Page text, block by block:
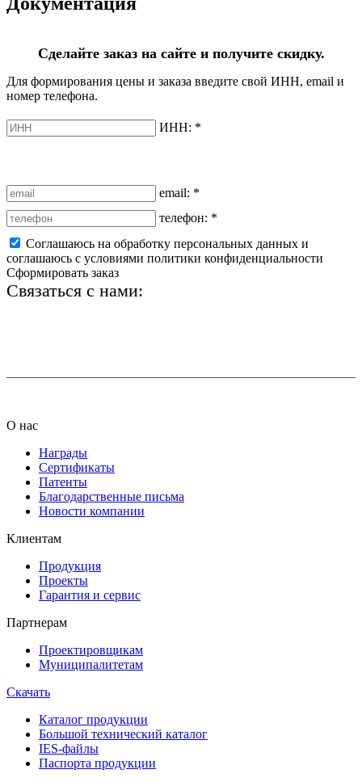
Сделайте заказ на сайте и получите скидку.
Для формирования цены и заказа введите свой ИНН, email и
номер телефона.
ИНН: *
email: *
телефон: *
Соглашаюсь на обработку персональных данных и
соглашаюсь с условиями политики конфиденциальности
Сформировать заказ
Связаться с нами:
О нас
Награды
Сертификаты
Патенты
Благодарственные письма
Новости компании
Клиентам
Продукция
Проекты
Гарантия и сервис
Партнерам
Проектировщикам
Муниципалитетам
Скачать
Каталог продукции
Большой технический каталог
IES-файлы
Паспорта продукции